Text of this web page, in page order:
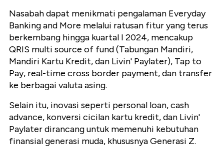
Nasabah dapat menikmati pengalaman Everyday
Banking and More melalui ratusan fitur yang terus
berkembang hingga kuartal I 2024, mencakup
QRIS multi source of fund (Tabungan Mandiri,
Mandiri Kartu Kredit, dan Livin' Paylater), Tap to
Pay, real-time cross border payment, dan transfer
ke berbagai valuta asing.
Selain itu, inovasi seperti personal loan, cash
advance, konversi cicilan kartu kredit, dan Livin'
Paylater dirancang untuk memenuhi kebutuhan
finansial generasi muda, khususnya Generasi Z.